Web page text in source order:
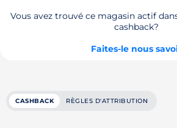
Vous avez trouvé ce magasin actif
cashback?
Faites-le nous
CASHBACK RÈGLES D'ATTRIBUTION